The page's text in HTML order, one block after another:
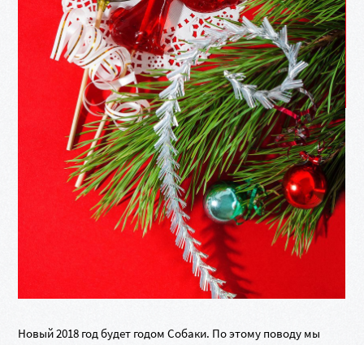
Новый 2018 год будет годом Собаки. По этому поводу мы